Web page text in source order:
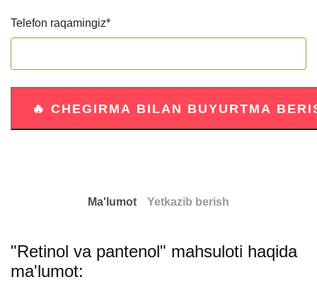
Telefon raqamingiz*
Ma'lumot Yetkazib berish
"Retinol va pantenol" mahsuloti haqida
ma'lumot: